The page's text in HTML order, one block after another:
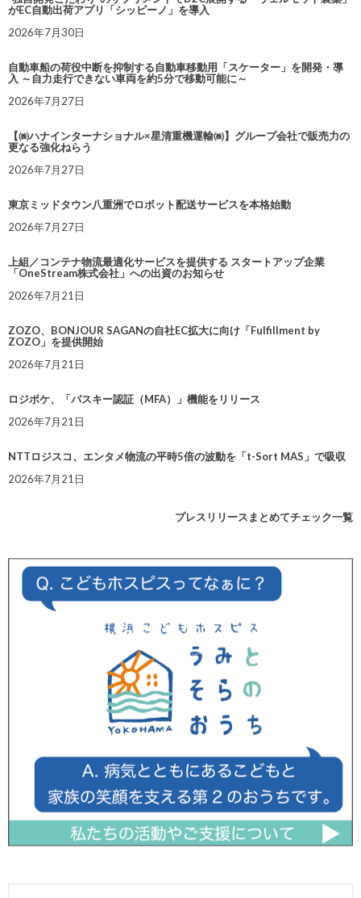
がEC自動出荷アプリ「シッピーノ」を導入
2026年7月30日
自動車船の荷役中断を抑制する自動車移動用「スケーター」を開発・導
入 ～自力走行できない車両を約5分で移動可能に～
2026年7月27日
【㈱ハナインターナショナル×星清重機運輸㈱】グループ会社で販売力の
更なる強化ねらう
2026年7月27日
東京ミッドタウン八重洲でロボット配送サービスを本格始動
2026年7月27日
上組／コンテナ物流最適化サービスを提供する スタートアップ企業
「OneStream株式会社」への出資のお知らせ
2026年7月21日
ZOZO、BONJOUR SAGANの自社EC拡大に向け「Fulfillment by
ZOZO」を提供開始
2026年7月21日
ロジポケ、「パスキー認証（MFA）」機能をリリース
2026年7月21日
NTTロジスコ、エンタメ物流の平時5倍の波動を「t-Sort MAS」で吸収
2026年7月21日
プレスリリースまとめてチェック一覧